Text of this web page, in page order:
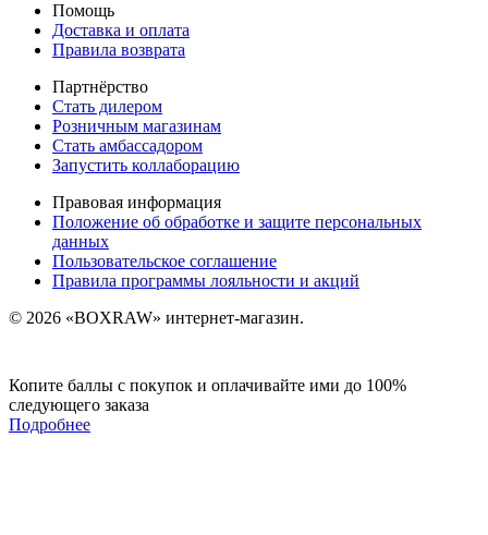
Помощь
Доставка и оплата
Правила возврата
Партнёрство
Стать дилером
Розничным магазинам
Стать амбассадором
Запустить коллаборацию
Правовая информация
Положение об обработке и защите персональных
данных
Пользовательское соглашение
Правила программы лояльности и акций
© 2026 «BOXRAW» интернет-магазин.
Копите баллы с покупок и оплачивайте ими до 100%
следующего заказа
Подробнее